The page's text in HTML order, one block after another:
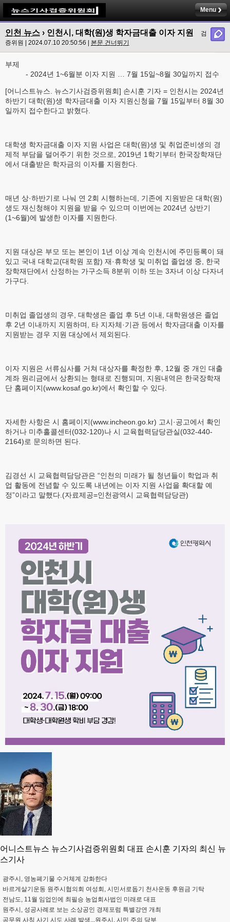
Menu
인천 뉴스 › 인천시, 대학(원)생 학자금대출 이자 지원
검
증위원 | 2024.07.10 20:50:56 | 본문 건너뛰기
부제
- 2024년 1~6월분 이자 지원 … 7월 15일~8월 30일까지 접수
[어니스트뉴스. 뉴스기사검증위원회] 손시훈 기자 = 인천시는 2024년
하반기 대학(원)생 학자금대출 이자 지원신청을 7월 15일부터 8월 30
일까지 접수한다고 밝혔다.
대학생 학자금대출 이자 지원 사업은 대학(원)생 및 취업준비생의 경
제적 부담을 덜어주기 위한 것으로, 2019년 1학기부터 한국장학재단
에서 대출받은 학자금의 이자를 지원한다.
매년 상·하반기로 나눠 연 2회 시행하는데, 기존에 지원받은 대학(원)
생도 재신청해야 지원을 받을 수 있으며 이번에는 2024년 상반기
(1~6월)에 발생한 이자를 지원한다.
지원 대상은 부모 또는 본인이 1년 이상 계속 인천시에 주민등록이 돼
있고 국내 대학교(대학원 포함) 재·휴학생 및 미취업 졸업생 중, 한국
장학재단에서 산정하는 가구소득 8분위 이하 또는 3자녀 이상 다자녀
가구다.
미취업 졸업생의 경우, 대학생은 졸업 후 5년 이내, 대학원생은 졸업
후 2년 이내까지 지원하며, 타 지자체·기관 등에서 학자금대출 이자를
지원받는 경우 지원 대상에서 제외된다.
이자 지원은 서류심사를 거쳐 대상자를 확정한 후, 12월 중 개인 대출
계좌 원리금에서 상환되는 형태로 진행되며, 지원내역은 한국장학재
단 홈페이지(www.kosaf.go.kr)에서 확인할 수 있다.
자세한 사항은 시 홈페이지(www.incheon.go.kr) 고시·공고에서 확인
하거나 미추홀콜센터(032-120)나 시 교육협력담당관실(032-440-
2164)로 문의하면 된다.
김경선 시 교육협력담당관은 “인천의 미래가 될 청년들이 학업과 취
업 활동에 전념할 수 있도록 내년에는 이자 지원 사업을 확대할 예
정”이라고 말했다.(자료제공=인천광역시 교육협력담당관)
어니스트뉴스 뉴스기사검증위원회 대표 손시훈 기자의 최신 뉴
스기사
광주시, 영농폐기물 수거체계 강화한다
바르게살기운동 원주시협의회 여성회, 시민서로돕기 천사운동 후원금 기탁
전남도, 11월 임업인에 최필승 농업회사법인 미래로 대표
원주시, 성공사례로 보는 소상공인 경제포럼 특별강연 개최
공무원 사칭 사기 시도 사례 발생...원주시, 시민 주의 당부